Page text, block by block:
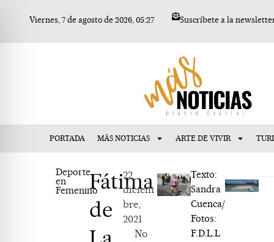
Viernes, 7 de agosto de 2026, 05:27 Suscríbete a la
PORTADA MÁS NOTICIAS ARTE DE VIVIR
Deporte
en
FemeninoFátima
de
22
diciem
bre,
2021
No
Texto:
Sandra
Cuenca/
Fotos:
F.D.L.L